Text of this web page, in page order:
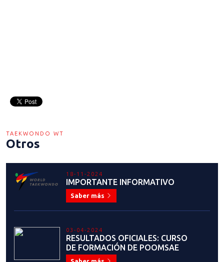
TAEKWONDO WT
Otros
18-11-2024
IMPORTANTE INFORMATIVO
Saber más
03-04-2024
RESULTADOS OFICIALES: CURSO
DE FORMACIÓN DE POOMSAE